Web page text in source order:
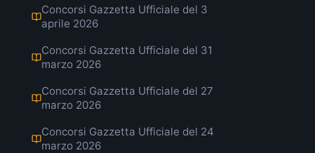
Concorsi Gazzetta Ufficiale del 3
aprile 2026
Concorsi Gazzetta Ufficiale del 31
marzo 2026
Concorsi Gazzetta Ufficiale del 27
marzo 2026
Concorsi Gazzetta Ufficiale del 24
marzo 2026